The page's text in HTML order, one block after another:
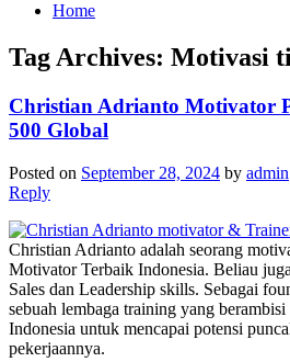
Home
Tag Archives: Motivasi
Christian Adrianto Motivator
500 Global
Posted on September 28, 2024 by admin
Reply
Christian Adrianto adalah seorang
Motivator Terbaik Indonesia. Beliau
Sales dan Leadership skills. Sebagai
sebuah lembaga training yang
Indonesia untuk mencapai potensi
pekerjaannya.